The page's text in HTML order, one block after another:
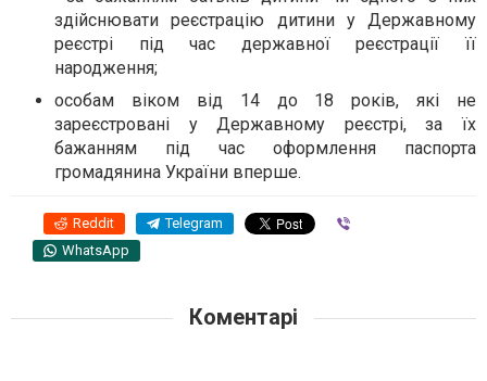
здійснювати реєстрацію дитини у Державному
реєстрі під час державної реєстрації її
народження;
особам віком від 14 до 18 років, які не
зареєстровані у Державному реєстрі, за їх
бажанням під час оформлення паспорта
громадянина України вперше.
Reddit Telegram
WhatsApp
Коментарі